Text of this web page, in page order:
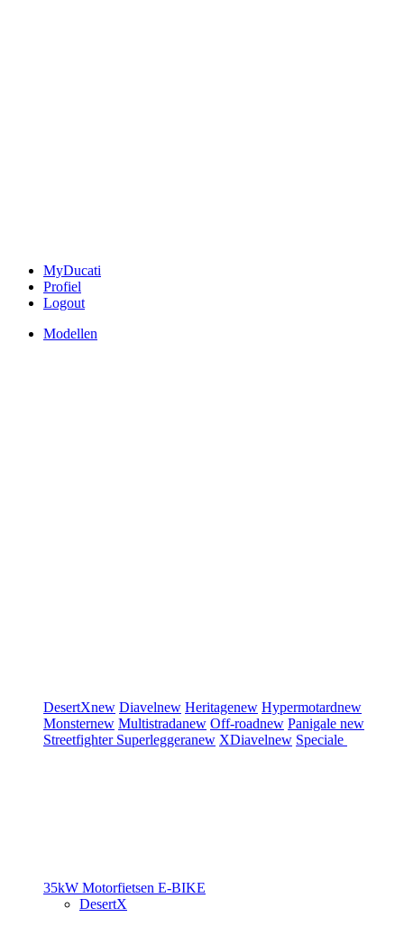
MyDucati
Profiel
Logout
Modellen
DesertXnew Diavelnew Heritagenew Hypermotardnew
Monsternew Multistradanew Off-roadnew Panigale new
Streetfighter Superleggeranew XDiavelnew Speciale
35kW Motorfietsen E-BIKE
DesertX